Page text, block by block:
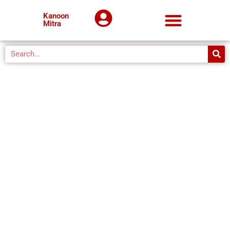
Kanoon
Mitra